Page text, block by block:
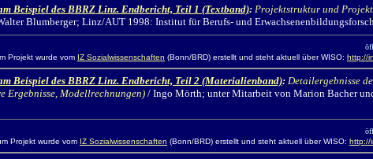
Beispiel des BBRZ Linz. Endbericht, Teil 1 (Textband): Projektstruktur und
Blumberger; Linz/AUT 1998: Institut für Berufs- und
Projekt wurde vom IZ Sozialwissenschaften (Bonn/BRD) erstellt und steht aktuell über WISO: http://
Beispiel des BBRZ Linz. Endbericht, Teil 2 (Materialienband): Detailergebnisse
Ergebnisse, Modellrechnungen) / Ingo Mörth; unter Mitarbeit von Marion Bacher
Projekt wurde vom IZ Sozialwissenschaften (Bonn/BRD) erstellt und steht aktuell über WISO: http://